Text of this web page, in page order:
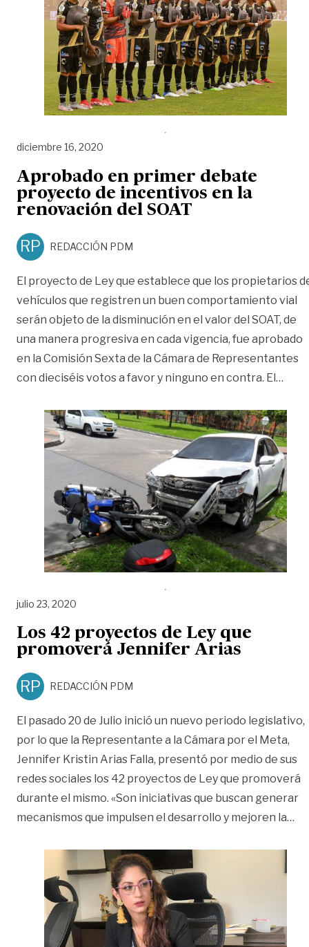
diciembre 16, 2020
Aprobado en primer debate
proyecto de incentivos en la
renovación del SOAT
RP REDACCIÓN PDM
El proyecto de Ley que establece que los propietarios
vehículos que registren un buen comportamiento vial
serán objeto de la disminución en el valor del SOAT, de
una manera progresiva en cada vigencia, fue aprobado
en la Comisión Sexta de la Cámara de Representantes
con dieciséis votos a favor y ninguno en contra. El…
julio 23, 2020
Los 42 proyectos de Ley que
promoverá Jennifer Arias
RP REDACCIÓN PDM
El pasado 20 de Julio inició un nuevo periodo legislativo,
por lo que la Representante a la Cámara por el Meta,
Jennifer Kristin Arias Falla, presentó por medio de sus
redes sociales los 42 proyectos de Ley que promoverá
durante el mismo. «Son iniciativas que buscan generar
mecanismos que impulsen el desarrollo y mejoren la…